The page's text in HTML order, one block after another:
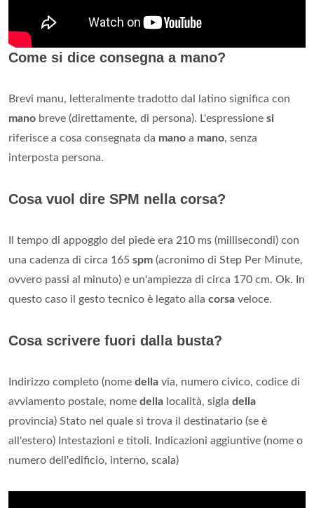
Come si dice consegna a mano?
Brevi manu, letteralmente tradotto dal latino significa con
mano breve (direttamente, di persona). L'espressione si
riferisce a cosa consegnata da mano a mano, senza
interposta persona.
Cosa vuol dire SPM nella corsa?
Il tempo di appoggio del piede era 210 ms (millisecondi) con
una cadenza di circa 165 spm (acronimo di Step Per Minute,
ovvero passi al minuto) e un'ampiezza di circa 170 cm. Ok. In
questo caso il gesto tecnico è legato alla corsa veloce.
Cosa scrivere fuori dalla busta?
Indirizzo completo (nome della via, numero civico, codice di
avviamento postale, nome della località, sigla della
provincia) Stato nel quale si trova il destinatario (se è
all'estero) Intestazioni e titoli. Indicazioni aggiuntive (nome o
numero dell'edificio, interno, scala)